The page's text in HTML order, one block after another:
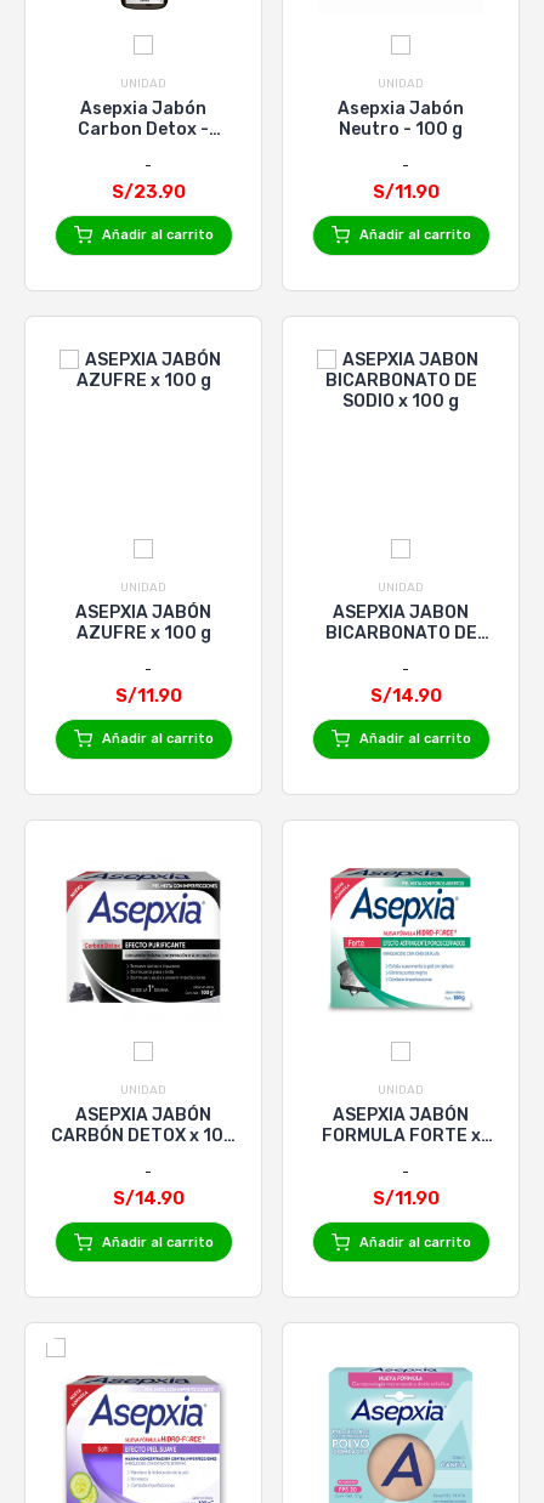
UNIDAD
Asepxia Jabón
Carbon Detox -
S/23.90
Añadir al carrito
UNIDAD
Asepxia Jabón
Neutro - 100 g
S/11.90
Añadir al carrito
UNIDAD
ASEPXIA JABÓN
AZUFRE x 100 g
S/11.90
Añadir al carrito
UNIDAD
ASEPXIA JABON
BICARBONATO DE
S/14.90
Añadir al carrito
UNIDAD
ASEPXIA JABÓN
CARBÓN DETOX x 100
S/14.90
Añadir al carrito
UNIDAD
ASEPXIA JABÓN
FORMULA FORTE x
S/11.90
Añadir al carrito